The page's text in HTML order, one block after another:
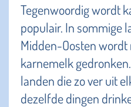
Tegenwoordig wordt
populair. In sommige
Midden-Oosten wordt
karnemelk
landen die zo ver uit
dezelfde dingen